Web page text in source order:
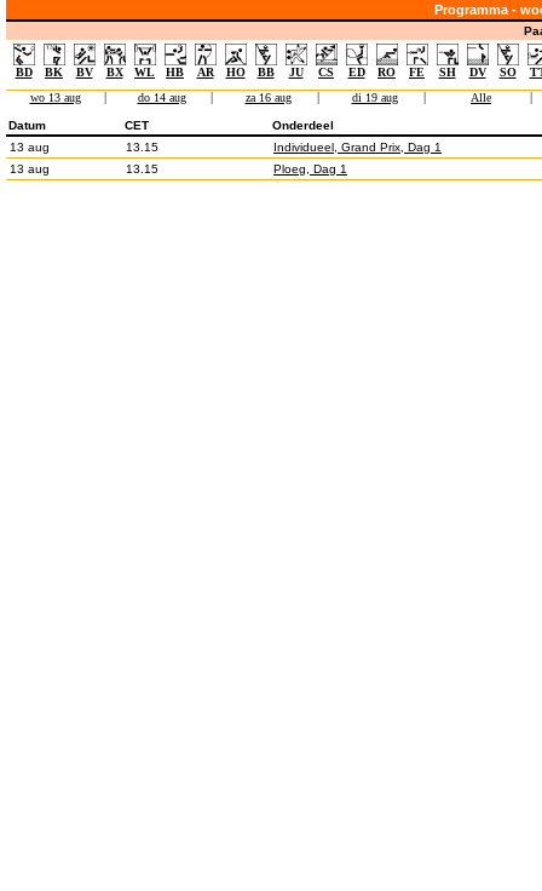
Programma -
BD BK BV BX WL HB AR HO BB JU CS ED RO FE SH DV SO
wo 13 aug
do 14 aug za 16 aug di 19 aug Alle
Datum CET
Onderdeel
13 aug
13.15
Individueel, Grand Prix, Dag 1
13 aug
13.15 Ploeg, Dag 1